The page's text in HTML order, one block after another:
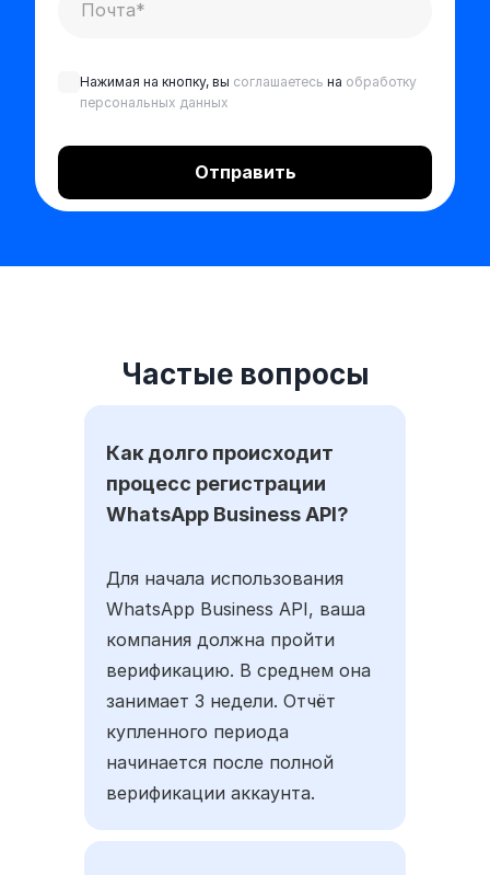
Нажимая на кнопку, вы соглашаетесь на обработку
персональных данных
Частые вопросы
Как долго происходит
процесс регистрации
WhatsApp Business API?
Для начала использования
WhatsApp Business API, ваша
компания должна пройти
верификацию. В среднем она
занимает 3 недели. Отчёт
купленного периода
начинается после полной
верификации аккаунта.